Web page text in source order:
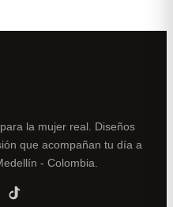
la mujer real. Diseños
que acompañan tu día a
- Colombia.